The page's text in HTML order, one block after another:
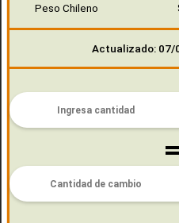
Peso Chileno
Actualizado: 07/